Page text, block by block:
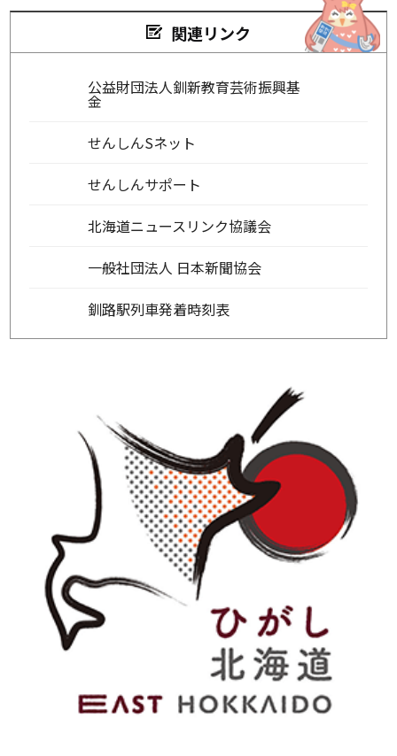
関連リンク
公益財団法人釧新教育芸術振興基
金
せんしんSネット
せんしんサポート
北海道ニュースリンク協議会
一般社団法人 日本新聞協会
釧路駅列車発着時刻表